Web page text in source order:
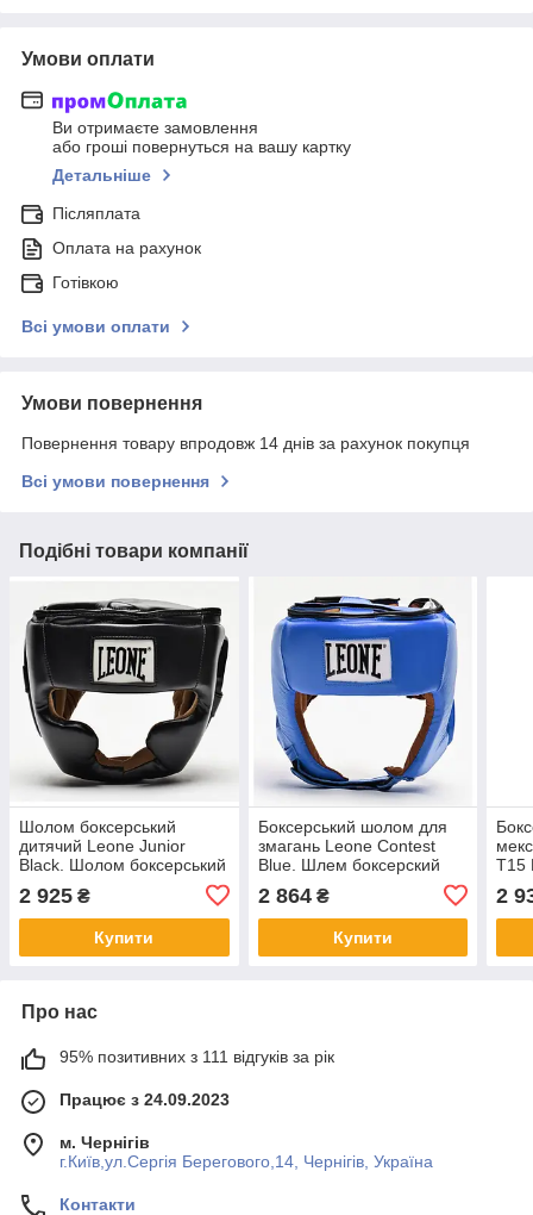
Умови оплати
Ви отримаєте замовлення
або гроші повернуться на вашу картку
Детальніше
Післяплата
Оплата на рахунок
Готівкою
Всі умови оплати
Умови повернення
Повернення товару впродовж 14 днів за рахунок покупця
Всі умови повернення
Подібні товари компанії
Шолом боксерський
дитячий Leone Junior
Black. Шолом боксерський
Junior. Розмір XS
2 925 ₴
Купити
Боксерський шолом для
змагань Leone Contest
Blue. Шлем боксерский
2 864₴
Купити
T15
2
Про нас
95% позитивних з 111 відгуків за рік
Працює з 24.09.2023
м. Чернігів
г.Київ,ул.Сергiя Берегового,14, Чернігів, Україна
Контакти